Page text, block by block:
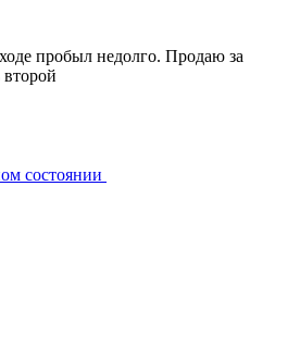
пробыл недолго. Продаю за
второй